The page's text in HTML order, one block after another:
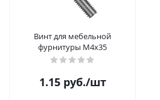
Винт для мебельной
фурнитуры М4х35
1.15руб./шт